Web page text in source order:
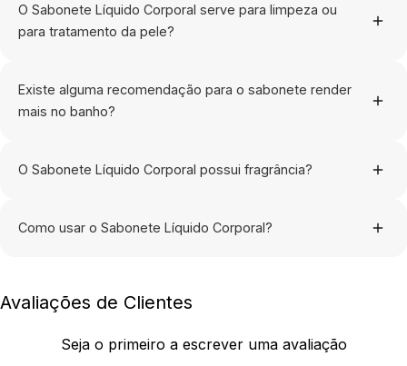
O Sabonete Líquido Corporal serve para limpeza ou
para tratamento da pele?
hidratação e protege a barreira cutânea.
Existe alguma recomendação para o sabonete render
mais no banho?
de sua preferência. Aguarde a formação de uma espuma
O Sabonete Líquido Corporal possui fragrância?
valoriza presença marcante e profunda.
Como usar o Sabonete Líquido Corporal?
suave. Enxágue completamente e sinta a pele limpa e
Avaliações de Clientes
Seja o primeiro a escrever uma avaliação